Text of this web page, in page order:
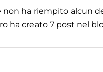
non ha riempito alcun
ha creato 7 post nel